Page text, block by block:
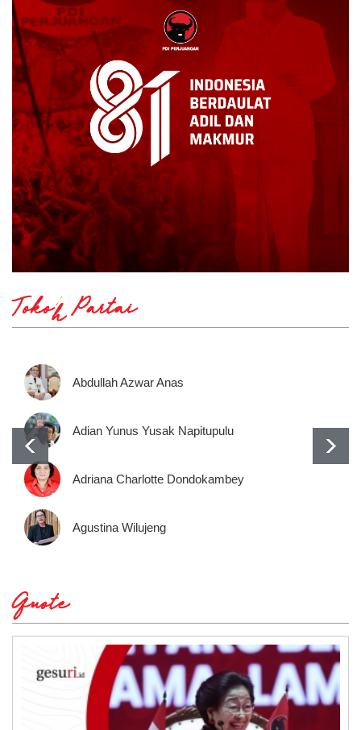
Tokoh Partai
Abdullah Azwar Anas
Adian Yunus Yusak Napitupulu
Adriana Charlotte Dondokambey
Agustina Wilujeng
Quote